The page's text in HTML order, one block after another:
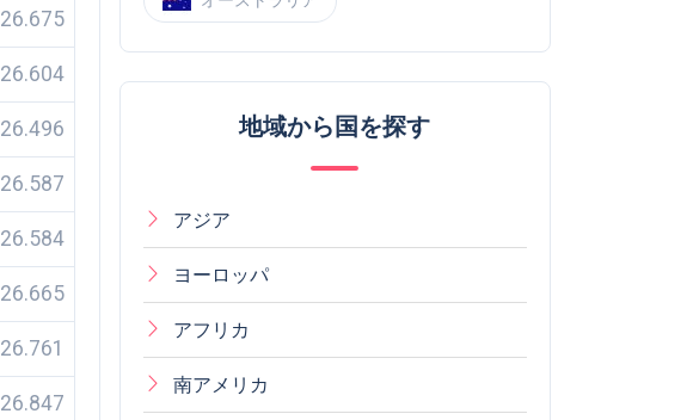
26.675
26.604
26.496
26.587
26.584
26.665
26.761
26.847
地域から国を探す
アジア
ヨーロッパ
アフリカ
南アメリカ